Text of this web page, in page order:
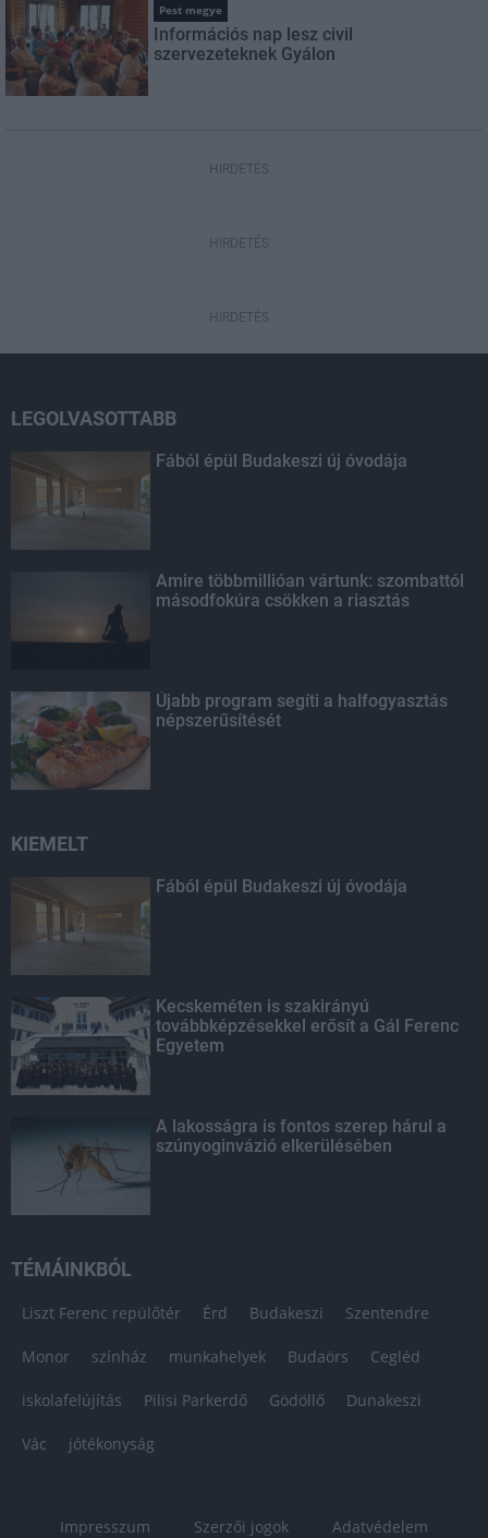
Pest megye
Információs nap lesz civil
szervezeteknek Gyálon
HIRDETÉS
HIRDETÉS
HIRDETÉS
LEGOLVASOTTABB
Fából épül Budakeszi új óvodája
Amire többmillióan vártunk: szombattól
másodfokúra csökken a riasztás
Újabb program segíti a halfogyasztás
népszerűsítését
KIEMELT
Fából épül Budakeszi új óvodája
Kecskeméten is szakirányú
továbbképzésekkel erősít a Gál Ferenc
Egyetem
A lakosságra is fontos szerep hárul a
szúnyoginvázió elkerülésében
TÉMÁINKBÓL
Liszt Ferenc repülőtér Érd Budakeszi Szentendre
Monor színház munkahelyek Budaörs Cegléd
iskolafelújítás Pilisi Parkerdő Gödöllő Dunakeszi
Vác jótékonyság
Impresszum Szerzői jogok Adatvédelem